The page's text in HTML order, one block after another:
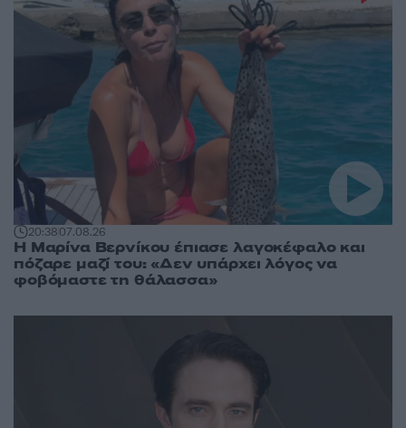
20:3807.08.26
Η Μαρίνα Βερνίκου έπιασε λαγοκέφαλο και
πόζαρε μαζί του: «Δεν υπάρχει λόγος να
φοβόμαστε τη θάλασσα»